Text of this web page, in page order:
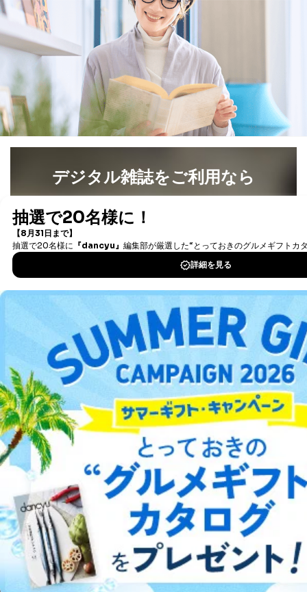
デジタル雑誌をご利用なら
書籍）が無料で読み放題！
DOWNLOAD FOR IOS
DOWNLOAD FOR ANDROID
ご利用方法はこちら
総合案内
アフィリエイト 採用情報
プレスリリース お問い合わせ
利用規約プライバシーポリシー 特定商取引法に基づく表示
出版社の皆様へ
投資家の皆様へサイトマップ
©︎2002 FUJISAN MAGAZINE SERVICE CO., Ltd.